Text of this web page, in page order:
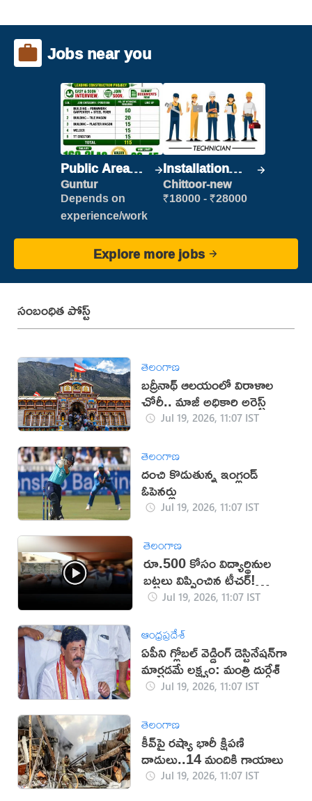
Jobs near you
Public Area
Cleaner
Guntur
Depends on
experience/work
Installation
Engineer/
Helper
Chittoor-new
₹18000 - ₹28000
Explore more jobs
సంబంధిత పోస్ట్
తెలంగాణ
బద్రీనాథ్ ఆలయంలో విరాళాల
చోరీ.. మాజీ అధికారి అరెస్ట్
Jul 19, 2026, 11:07 IST
తెలంగాణ
దంచి కొడుతున్న ఇంగ్లండ్
ఓపెనర్లు
Jul 19, 2026, 11:07 IST
తెలంగాణ
రూ.500 కోసం విద్యార్థినుల
బట్టలు విప్పించిన టీచర్!
(వీడియో)
Jul 19, 2026, 11:07 IST
ఆంధ్రప్రదేశ్
ఏపీని గ్లోబల్ వెడ్డింగ్ డెస్టినేషన్‌గా
మార్చడమే లక్ష్యం: మంత్రి దుర్గేశ్‌
Jul 19, 2026, 11:07 IST
తెలంగాణ
కీవ్‌పై రష్యా భారీ క్షిపణి
దాడులు..14 మందికి గాయాలు
Jul 19, 2026, 11:07 IST